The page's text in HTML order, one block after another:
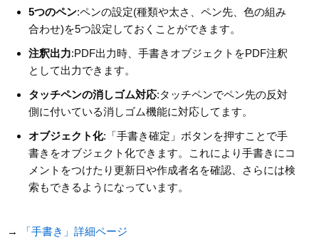
5つのペン:ペンの設定(種類や太さ、ペン先、色の組み
合わせ)を5つ設定しておくことができます。
注釈出力:PDF出力時、手書きオブジェクトをPDF注釈
として出力できます。
タッチペンの消しゴム対応:タッチペンでペン先の反対
側に付いている消しゴム機能に対応してます。
オブジェクト化:「手書き確定」ボタンを押すことで手
書きをオブジェクト化できます。これにより手書きにコ
メントをつけたり更新日や作成者名を確認、さらには検
索もできるようになっています。
→ 「手書き」詳細ページ